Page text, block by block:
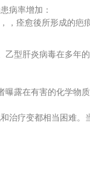
病率增加：
，痊愈後所形成的
型肝炎病毒在多年的
露在有害的化学物质
治疗变都相当困难。